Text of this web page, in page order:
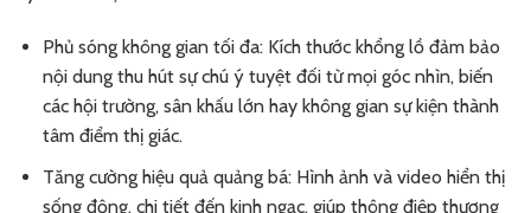
Phủ sóng không gian tối đa: Kích thước khổng lồ đảm bảo
nội dung thu hút sự chú ý tuyệt đối từ mọi góc nhìn, biến
các hội trường, sân khấu lớn hay không gian sự kiện thành
tâm điểm thị giác.
Tăng cường hiệu quả quảng bá: Hình ảnh và video hiển thị
sống động, chi tiết đến kinh ngạc, giúp thông điệp thương